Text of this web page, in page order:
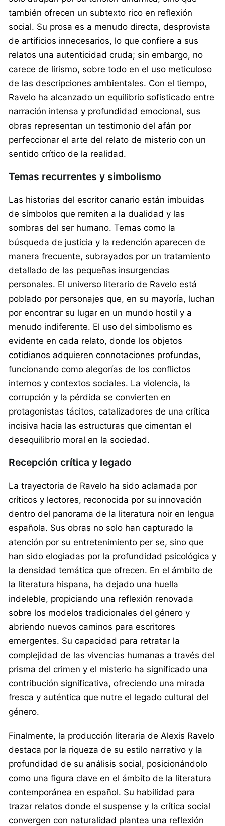
también ofrecen un subtexto rico en reflexión
social. Su prosa es a menudo directa, desprovista
de artificios innecesarios, lo que confiere a sus
relatos una autenticidad cruda; sin embargo, no
carece de lirismo, sobre todo en el uso meticuloso
de las descripciones ambientales. Con el tiempo,
Ravelo ha alcanzado un equilibrio sofisticado entre
narración intensa y profundidad emocional, sus
obras representan un testimonio del afán por
perfeccionar el arte del relato de misterio con un
sentido crítico de la realidad.
Temas recurrentes y simbolismo
Las historias del escritor canario están imbuidas
de símbolos que remiten a la dualidad y las
sombras del ser humano. Temas como la
búsqueda de justicia y la redención aparecen de
manera frecuente, subrayados por un tratamiento
detallado de las pequeñas insurgencias
personales. El universo literario de Ravelo está
poblado por personajes que, en su mayoría, luchan
por encontrar su lugar en un mundo hostil y a
menudo indiferente. El uso del simbolismo es
evidente en cada relato, donde los objetos
cotidianos adquieren connotaciones profundas,
funcionando como alegorías de los conflictos
internos y contextos sociales. La violencia, la
corrupción y la pérdida se convierten en
protagonistas tácitos, catalizadores de una crítica
incisiva hacia las estructuras que cimentan el
desequilibrio moral en la sociedad.
Recepción crítica y legado
La trayectoria de Ravelo ha sido aclamada por
críticos y lectores, reconocida por su innovación
dentro del panorama de la literatura noir en lengua
española. Sus obras no solo han capturado la
atención por su entretenimiento per se, sino que
han sido elogiadas por la profundidad psicológica y
la densidad temática que ofrecen. En el ámbito de
la literatura hispana, ha dejado una huella
indeleble, propiciando una reflexión renovada
sobre los modelos tradicionales del género y
abriendo nuevos caminos para escritores
emergentes. Su capacidad para retratar la
complejidad de las vivencias humanas a través del
prisma del crimen y el misterio ha significado una
contribución significativa, ofreciendo una mirada
fresca y auténtica que nutre el legado cultural del
género.
Finalmente, la producción literaria de Alexis Ravelo
destaca por la riqueza de su estilo narrativo y la
profundidad de su análisis social, posicionándolo
como una figura clave en el ámbito de la literatura
contemporánea en español. Su habilidad para
trazar relatos donde el suspense y la crítica social
convergen con naturalidad plantea una reflexión